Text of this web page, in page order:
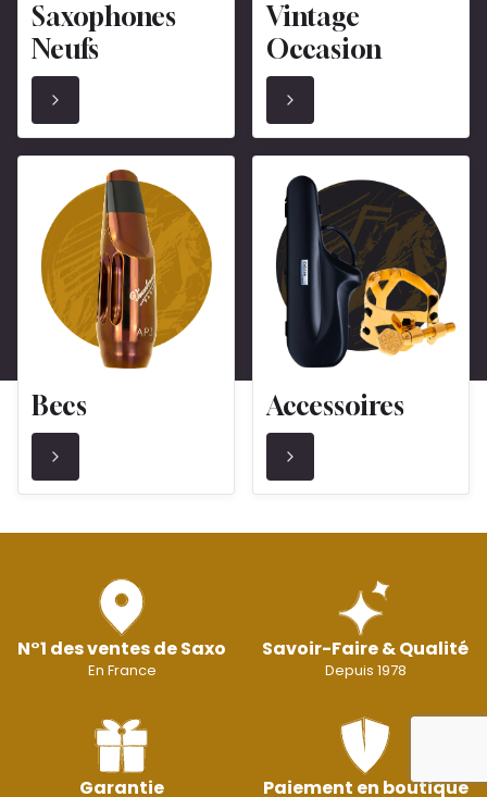
Saxophones
Neufs
Vintage
Occasion
Becs Accessoires
N°1 des ventes de Saxo
En France
Savoir-Faire & Qualité
Depuis 1978
Garantie Paiement en boutique